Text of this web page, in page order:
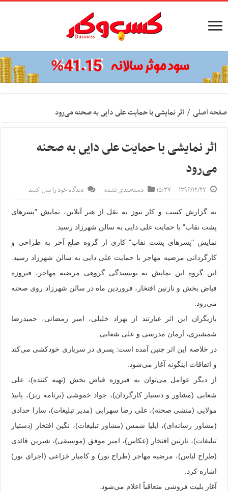
صفحه اصلی / اثر نمایشی با حمایت على دایى به صحنه می‌رود
اثر نمایشی با حمایت على دایى به صحنه
می‌رود
۱۳۹۶/۱۲/۲۷ ۱۵:۳۷ دسته‌بندی نشده دیدگاه خود را بیان کنید
به گزارش کسب و کار نیوز به نقل از هنر آنلاین، نمایش "پسرهای
پشت نقاب" با حمایت علی دایی به سالن شهرزاد رسید.
نمایش "پسرهای پشت نقاب" کاری از گروه ضلع آخر به طراحی و
کارگردانی مرضیه مهاجر با حمایت علی دایی به سالن شهرزاد رسید.
این گروه این نمایش به نویسندگی گروهی مرضیه مهاجر، فیروزه
فیاض بخش و نازنین افتخار، فروردین ماه در سالن شهرزاد روی صحنه
می‌رود.
بازیگران این اثر عبارتند از بهزاد خلیلی، امیر رمضانی، حمیدرضا
شمشیری، آرمان مدرسی و علی شعایی.
در خلاصه این اثر چنین آمده است: پسری در سربازی خودکشی می‌کند
و اتفاقات اینگونه آغاز می‌شود.
از دیگر عوامل می‌توان به فیروزه فیاض بخش (تهیه کننده)، علی
شعایی (مشاور و دستیار کارگردان)، جواد خموشی (برنامه ریز)، پانیذ
مولایی (منشی صحنه)، علی رضا سهرابی (مدیر تبلیغات)، سارا حدادی
(مشاور رسانه‌ای)، ایلیا شمس (مشاور تبلیغات)، نگین افتخار (دستیار
تبلیغات)، نازنین افتخار (عکاس)، امیر موفق (موسیقی)، شیرین قائدی
(طراح لباس)، مرضیه مهاجر (طراح نور) و کامیار خزاعی (اجرای نور)
اشاره کرد.
آغاز بلیت فروشی متعاقباً اعلام می‌شود.